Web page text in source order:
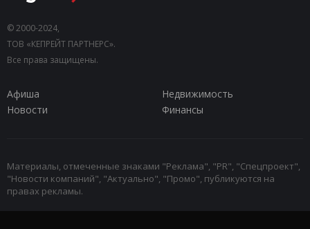
© 2000-2024,
ТОВ «КЕПРЕЙТ ПАРТНЕРС».
Все права защищены.
Афиша
Недвижимость
Новости
Финансы
Материалы, отмеченные знаками "Реклама", "PR", "Спецпроект",
"Новости компаний", "Актуально", "Промо", публикуются на
правах рекламы.